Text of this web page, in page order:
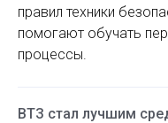
правил техники
помогают обучать
процессы.
ВТЗ стал лучшим